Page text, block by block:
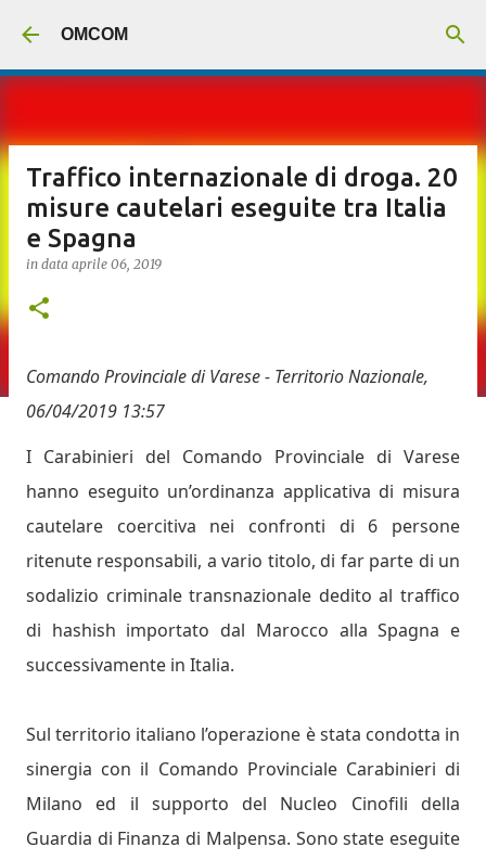
OMCOM
Traffico internazionale di droga. 20
misure cautelari eseguite tra Italia
e Spagna
in data aprile 06, 2019
Comando Provinciale diVarese - Territorio Nazionale,
06/04/2019 13:57
I Carabinieri del Comando Provinciale di Varese
hanno eseguito un’ordinanza applicativa di misura
cautelare coercitiva nei confronti di 6 persone
ritenute responsabili, a vario titolo, di far parte di un
sodalizio criminale transnazionale dedito al traffico
di hashish importato dal Marocco alla Spagna e
successivamente in Italia.
Sul territorio italiano l’operazione è stata condotta in
sinergia con il Comando Provinciale Carabinieri di
Milano ed il supporto del Nucleo Cinofili della
Guardia di Finanza di Malpensa. Sono state eseguite